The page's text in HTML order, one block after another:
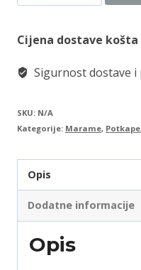
potkapa
količina
Cijena dostave košta
Sigurnost dostave
SKU: N/A
Kategorije: Marame, Potkape
Opis
Dodatne informacije
Opis